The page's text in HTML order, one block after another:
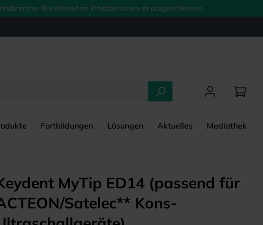
Ein Verkauf an Privatpersonen ist ausgeschlossen.
Fortbildungen Lösungen Aktuelles Mediathek
MyTip ED14 (passend für
Satelec** Kons-